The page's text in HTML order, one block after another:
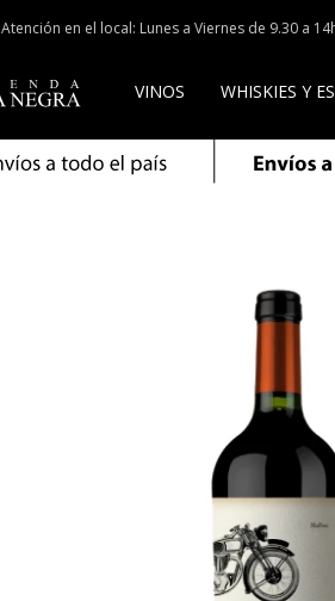
VINOS WHISKIES Y
Atención en el local: Lunes a Viernes de 9.30 a